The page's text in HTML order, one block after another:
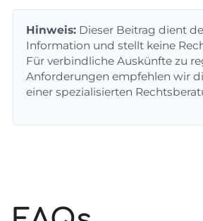
Hinweis:Dieser Beitrag dient
Information und stellt keine
Für verbindliche Auskünfte zu
Anforderungen empfehlen wir
einer spezialisierten